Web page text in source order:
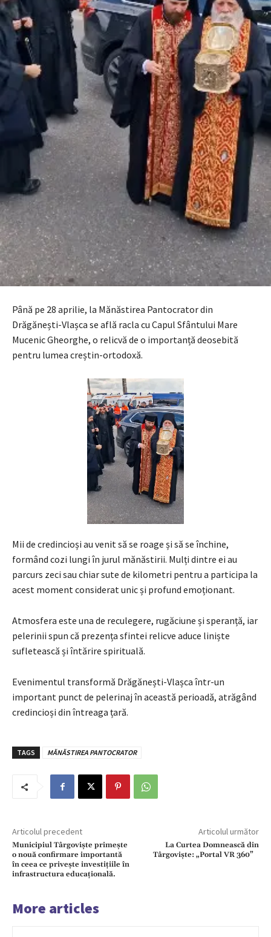
Până pe 28 aprilie, la Mănăstirea Pantocrator din
Drăgănești-Vlașca se află racla cu Capul Sfântului Mare
Mucenic Gheorghe, o relicvă de o importanță deosebită
pentru lumea creștin-ortodoxă.
Mii de credincioși au venit să se roage și să se închine,
formând cozi lungi în jurul mănăstirii. Mulți dintre ei au
parcurs zeci sau chiar sute de kilometri pentru a participa la
acest moment considerat unic și profund emoționant.
Atmosfera este una de reculegere, rugăciune și speranță, iar
pelerinii spun că prezența sfintei relicve aduce liniște
sufletească și întărire spirituală.
Evenimentul transformă Drăgănești-Vlașca într-un
important punct de pelerinaj în această perioadă, atrăgând
credincioși din întreaga țară.
TAGS MĂNĂSTIREA PANTOCRATOR
Articolul precedent
Municipiul Târgoviște primește
o nouă confirmare importantă
în ceea ce privește investițiile în
infrastructura educațională.
Articolul următor
La Curtea Domnească din
Târgoviște: „Portal VR 360”
More articles